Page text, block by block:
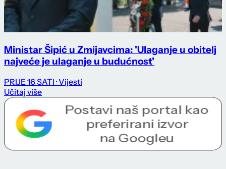
Ministar Šipić u Zmijavcima: 'Ulaganje u obitelj
najveće je ulaganje u budućnost'
PRIJE 16 SATI · Vijesti
Učitaj više